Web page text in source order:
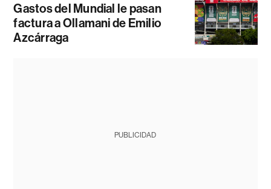
Gastos del Mundial le pasan
factura a Ollamani de Emilio
Azcárraga
PUBLICIDAD